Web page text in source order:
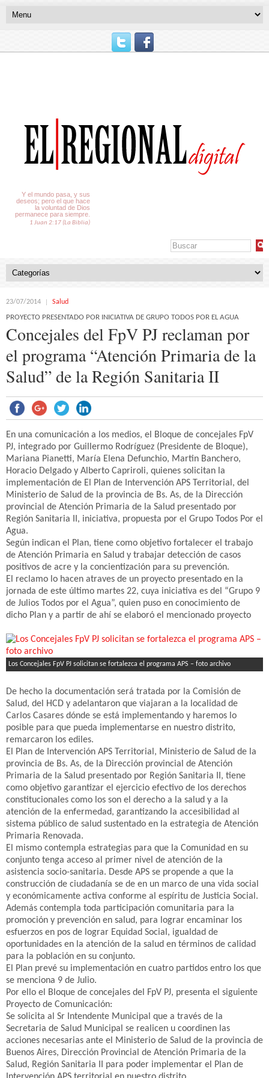
Y el mundo pasa, y sus
deseos; pero el que hace
la voluntad de Dios
permanece para siempre.
1 Juan 2:17 (La Biblia)
23/07/2014 Salud
PROYECTO PRESENTADO POR INICIATIVA DE GRUPO TODOS POR EL AGUA
Concejales del FpV PJ reclaman por
el programa “Atención Primaria de la
Salud” de la Región Sanitaria II
En una comunicación a los medios, el Bloque de concejales FpV
PJ, integrado por Guillermo Rodríguez (Presidente de Bloque),
Mariana Pianetti, María Elena Defunchio, Martin Banchero,
Horacio Delgado y Alberto Capriroli, quienes solicitan la
implementación de El Plan de Intervención APS Territorial, del
Ministerio de Salud de la provincia de Bs. As, de la Dirección
provincial de Atención Primaria de la Salud presentado por
Región Sanitaria II, iniciativa, propuesta por el Grupo Todos Por el
Agua.
Según indican el Plan, tiene como objetivo fortalecer el trabajo
de Atención Primaria en Salud y trabajar detección de casos
positivos de acre y la concientización para su prevención.
El reclamo lo hacen atraves de un proyecto presentado en la
jornada de este último martes 22, cuya iniciativa es del “Grupo 9
de Julios Todos por el Agua”, quien puso en conocimiento de
dicho Plan y a partir de ahí se elaboró el mencionado proyecto
Los Concejales FpV PJ solicitan se fortalezca el programa APS – foto archivo
De hecho la documentación será tratada por la Comisión de
Salud, del HCD y adelantaron que viajaran a la localidad de
Carlos Casares dónde se está implementando y haremos lo
posible para que pueda implementarse en nuestro distrito,
remarcaron los ediles.
El Plan de Intervención APS Territorial, Ministerio de Salud de la
provincia de Bs. As, de la Dirección provincial de Atención
Primaria de la Salud presentado por Región Sanitaria II, tiene
como objetivo garantizar el ejercicio efectivo de los derechos
constitucionales como los son el derecho a la salud y a la
atención de la enfermedad, garantizando la accesibilidad al
sistema público de salud sustentado en la estrategia de Atención
Primaria Renovada.
El mismo contempla estrategias para que la Comunidad en su
conjunto tenga acceso al primer nivel de atención de la
asistencia socio-sanitaria. Desde APS se propende a que la
construcción de ciudadanía se de en un marco de una vida social
y económicamente activa conforme al espíritu de Justicia Social.
Además contempla toda participación comunitaria para la
promoción y prevención en salud, para lograr encaminar los
esfuerzos en pos de lograr Equidad Social, igualdad de
oportunidades en la atención de la salud en términos de calidad
para la población en su conjunto.
El Plan prevé su implementación en cuatro partidos entro los que
se menciona 9 de Julio.
Por ello el Bloque de concejales del FpV PJ, presenta el siguiente
Proyecto de Comunicación:
Se solicita al Sr Intendente Municipal que a través de la
Secretaria de Salud Municipal se realicen u coordinen las
acciones necesarias ante el Ministerio de Salud de la provincia de
Buenos Aires, Dirección Provincial de Atención Primaria de la
Salud, Región Sanitaria II para poder implementar el Plan de